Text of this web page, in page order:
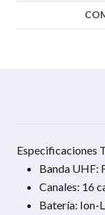
Especificaciones
Banda UHF:
Canales: 16
Batería: Ion-